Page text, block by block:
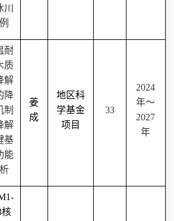
耐
质
解
降
制
解
基
能
姜
成
地区科
学基金
项目
33
2024
年～
2027
年
核